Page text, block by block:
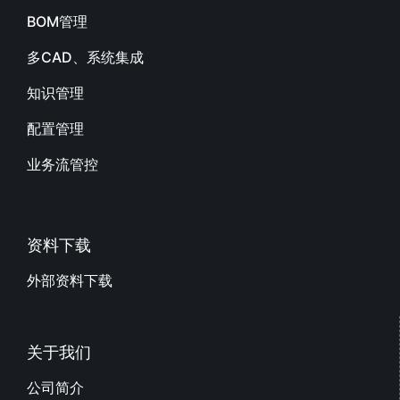
BOM管理
多CAD、系统集成
知识管理
配置管理
业务流管控
资料下载
外部资料下载
关于我们
公司简介